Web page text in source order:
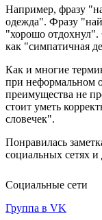
Например, фразу
одежда". Фразу
"хорошо отдохнул".
как "симпатичная
Как и многие
при неформальном
преимущества не
стоит уметь
словечек".
Понравилась
социальных сетях и
Социальные сети
Группа в VK